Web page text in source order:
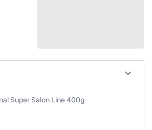
Super Salon Line 400g